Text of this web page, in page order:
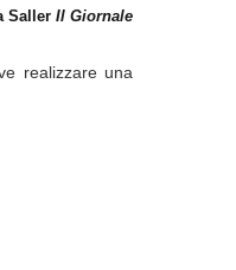
SallerIl Giornale
realizzare una